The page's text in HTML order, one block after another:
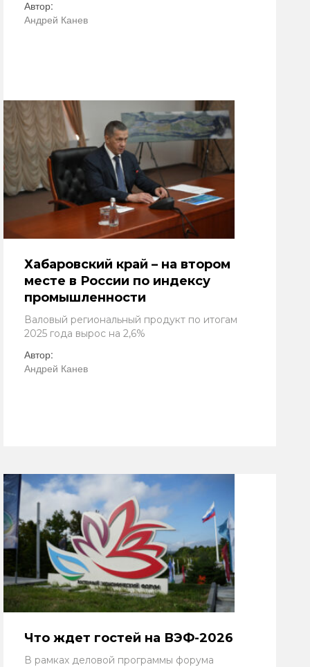
Автор:
Андрей Канев
Хабаровский край – на втором
месте в России по индексу
промышленности
Валовый региональный продукт по итогам
2025 года вырос на 2,6%
Автор:
Андрей Канев
Что ждет гостей на ВЭФ-2026
В рамках деловой программы форума